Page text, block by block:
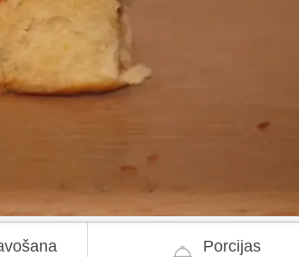
Porcijas